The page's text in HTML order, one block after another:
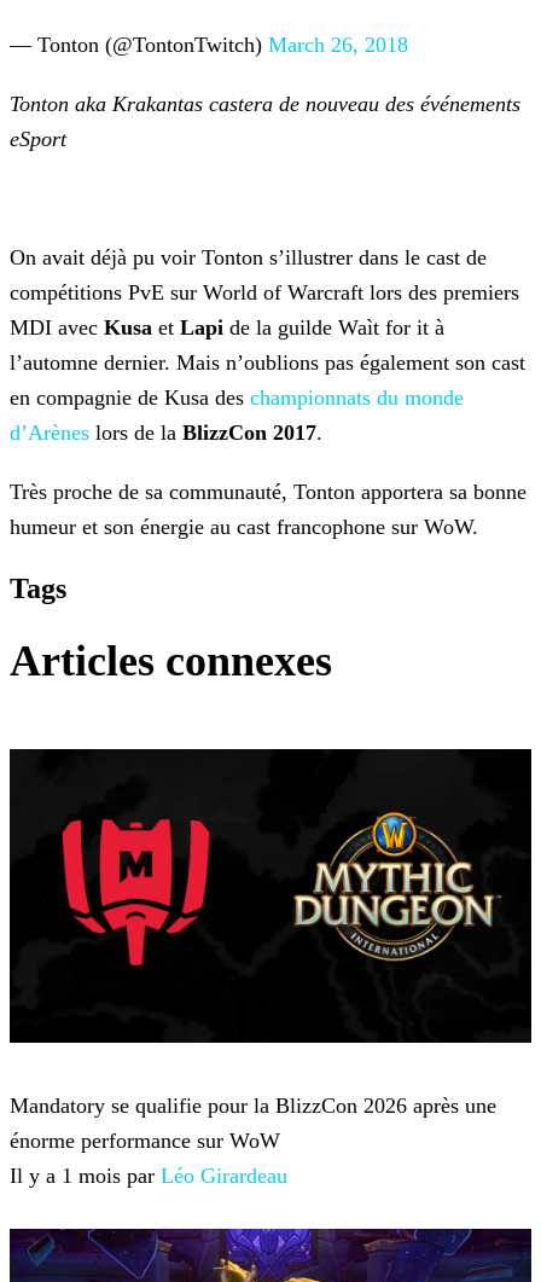
— Tonton (@TontonTwitch) March 26, 2018
Tonton aka Krakantas castera de nouveau des événements
eSport
On avait déjà pu voir Tonton s’illustrer dans le cast de
compétitions PvE sur World of Warcraft lors des premiers
MDI avec Kusa et Lapi de la guilde Waìt for it à
l’automne dernier. Mais n’oublions pas également son cast
en compagnie de Kusa des championnats du monde
d’Arènes lors de la BlizzCon 2017.
Très proche de sa communauté, Tonton apportera sa bonne
humeur et son énergie au cast francophone sur WoW.
Tags
Articles connexes
Mandatory se qualifie pour la BlizzCon 2026 après une
énorme performance sur WoW
Il y a 1 mois par Léo Girardeau